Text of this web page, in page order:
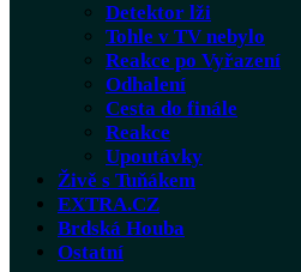
Detektor lži
Tohle v TV nebylo
Reakce po Vyřazení
Odhalení
Cesta do finále
Reakce
Upoutávky
Živě s Tuňákem
EXTRA.CZ
Brdská Houba
Ostatní